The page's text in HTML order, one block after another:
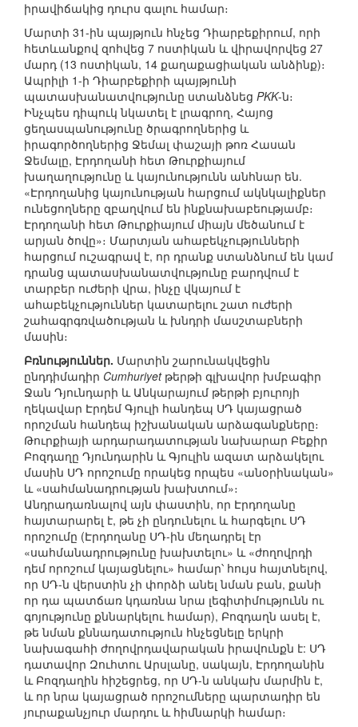
իրավիճակից դուրս գալու համար։
Մարտի 31-ին պայթյուն հնչեց Դիարբեքիրում, որի
հետևանքով զոհվեց 7 ոստիկան և վիրավորվեց 27
մարդ (13 ոստիկան, 14 քաղաքացիական անձինք)։
Ապրիլի 1-ի Դիարբեքիրի պայթյունի
պատասխանատվությունը ստանձնեց PKK-ն։
Ինչպես դիպուկ նկատել է լրագրող, Հայոց
ցեղասպանությունը ծրագրողներից և
իրագործողներից Ջեմալ փաշայի թոռ Հասան
Ջեմալը, Էրդողանի հետ Թուրքիայում
խաղաղությունը և կայունությունն անհնար են.
«Էրդողանից կայունության հարցում ակնկալիքներ
ունեցողները զբաղվում են ինքնախաբեությամբ։
Էրդողանի հետ Թուրքիայում միայն մեծանում է
արյան ծովը»։ Մարտյան ահաբեկչությունների
հարցում ուշագրավ է, որ դրանք ստանձնում են կամ
դրանց պատասխանատվությունը բարդվում է
տարբեր ուժերի վրա, ինչը վկայում է
ահաբեկչություններ կատարելու շատ ուժերի
շահագրգռվածության և խնդրի մասշտաբների
մասին։
Բռնություններ. Մարտին շարունակվեցին
ընդդիմադիր Cumhuriyetթերթի գլխավոր խմբագիր
Ջան Դյունդարի և Անկարայում թերթի բյուրոյի
ղեկավար Էրդեմ Գյուլի հանդեպ ՍԴ կայացրած
որոշման հանդեպ իշխանական արձագանքները։
Թուրքիայի արդարադատության նախարար Բեքիր
Բոզդաղը Դյունդարին և Գյուլին ազատ արձակելու
մասին ՍԴ որոշումը որակեց որպես «անօրինական»
և «սահմանադրության խախտում»։
Անդրադառնալով այն փաստին, որ Էրդողանը
հայտարարել է, թե չի ընդունելու և հարգելու ՍԴ
որոշումը (Էրդողանը ՍԴ-ին մեղադրել էր
«սահմանադրությունը խախտելու» և «ժողովրդի
դեմ որոշում կայացնելու» համար՝ հույս հայտնելով,
որ ՍԴ-ն վերստին չի փորձի անել նման բան, քանի
որ դա պատճառ կդառնա նրա լեգիտիմությունն ու
գոյությունը քննարկելու համար), Բոզդաղն ասել է,
թե նման քննադատություն հնչեցնելը երկրի
նախագահի ժողովրդավարական իրավունքն է: ՍԴ
դատավոր Զուհտու Արսլանը, սակայն, Էրդողանին
և Բոզդաղին հիշեցրեց, որ ՍԴ-ն անկախ մարմին է,
և որ նրա կայացրած որոշումները պարտադիր են
յուրաքանչյուր մարդու և հիմնարկի համար։